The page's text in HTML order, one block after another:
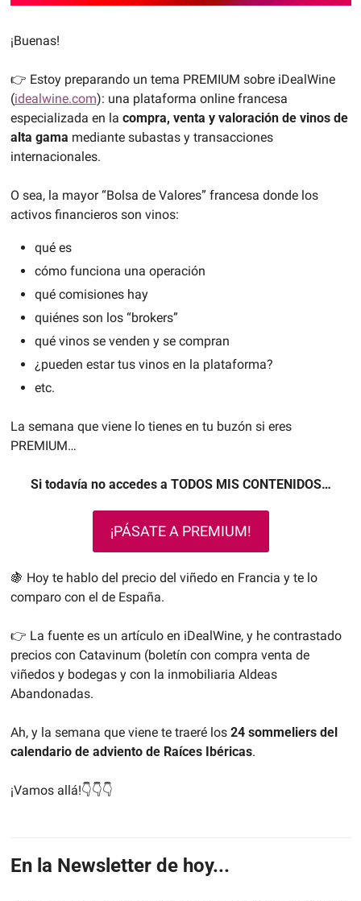
¡Buenas!
👉 Estoy preparando un tema PREMIUM sobre iDealWine
(idealwine.com): una plataforma online francesa
especializada en la compra, venta y valoración de vinos de
alta gama mediante subastas y transacciones
internacionales.
O sea, la mayor “Bolsa de Valores” francesa donde los
activos financieros son vinos:
qué es
cómo funciona una operación
qué comisiones hay
quiénes son los “brokers”
qué vinos se venden y se compran
¿pueden estar tus vinos en la plataforma?
etc.
La semana que viene lo tienes en tu buzón si eres
PREMIUM…
Si todavía no accedes a TODOS MIS CONTENIDOS…
¡PÁSATE A PREMIUM!
🍇 Hoy te hablo del precio del viñedo en Francia y te lo
comparo con el de España.
👉 La fuente es un artículo en iDealWine, y he contrastado
precios con Catavinum (boletín con compra venta de
viñedos y bodegas y con la inmobiliaria Aldeas
Abandonadas.
Ah, y la semana que viene te traeré los 24 sommeliers del
calendario de adviento de Raíces Ibéricas.
¡Vamos allá!👇👇👇
En la Newsletter de hoy...